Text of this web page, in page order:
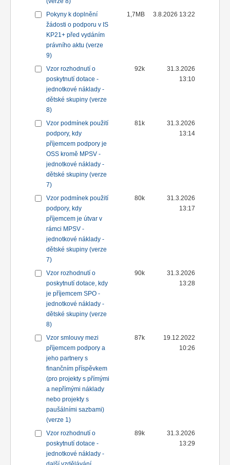
Pokyny k doplnění
žádosti o podporu v IS
KP21+ před vydáním
právního aktu (verze
9)
1,7MB 3.8.2026 13:22
Vzor rozhodnutí o
poskytnutí dotace -
jednotkové náklady -
dětské skupiny (verze
8)
92k
31.3.2026
13:10
Vzor podmínek použití
podpory, kdy
příjemcem podpory je
OSS kromě MPSV -
jednotkové náklady -
dětské skupiny (verze
7)
81k
31.3.2026
13:14
Vzor podmínek použití
podpory, kdy
příjemcem je útvar v
rámci MPSV -
jednotkové náklady -
dětské skupiny (verze
7)
80k
31.3.2026
13:17
Vzor rozhodnutí o
poskytnutí dotace, kdy
je příjemcem SPO -
jednotkové náklady -
dětské skupiny (verze
8)
90k
31.3.2026
13:28
Vzor smlouvy mezi
příjemcem podpory a
jeho partnery s
finančním příspěvkem
(pro projekty s přímými
a nepřímými náklady
nebo projekty s
paušálními sazbami)
(verze 1)
87k
19.12.2022
10:26
Vzor rozhodnutí o
poskytnutí dotace -
jednotkové náklady -
89k
31.3.2026
13:29